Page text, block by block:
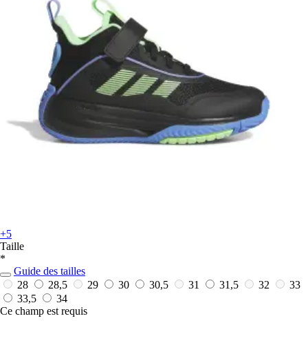
+5
Taille
*
Guide des tailles
28
28,5 29 30 30,5 31 31,5 32
33
33,5
34
Ce champ est requis